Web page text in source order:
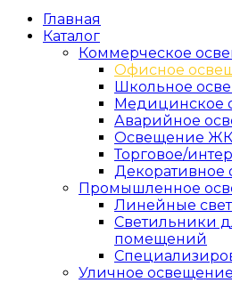
Главная
Каталог
Коммерческое
Офисное
Школьное
Медицинское
Аварийное
Освещение
Торговое/
Декоративное
Промышленное
Линейные
Светильники
помещений
Уличное освещение